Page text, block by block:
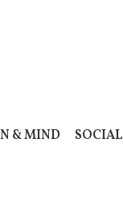
& MIND SOCIAL